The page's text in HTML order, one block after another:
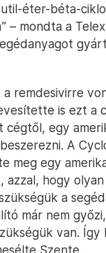
éter-béta-
– mondta a
a remdesivirre
is ezt a
egy
A
meg egy
azzal, hogy
a
már nem
van.
Szente.